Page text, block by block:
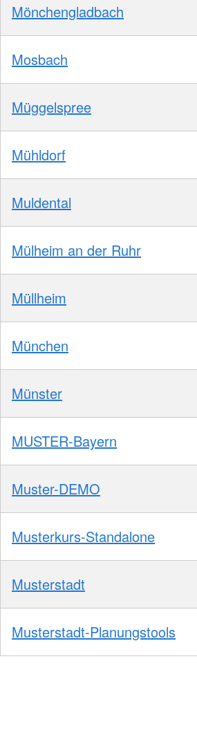
Mönchengladbach
Mosbach
Müggelspree
Mühldorf
Muldental
Mülheim an der Ruhr
Müllheim
München
Münster
MUSTER-Bayern
Muster-DEMO
Musterkurs-Standalone
Musterstadt
Musterstadt-Planungstools